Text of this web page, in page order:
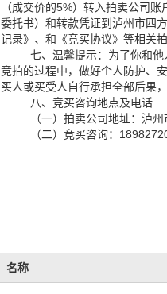
（成交价的5%）转入拍卖公司账
委托书）和转款凭证到泸州市四
记录》、和《竞买协议》等相关
七、温馨提示：为了你和
竞拍的过程中，做好个人防护、
买人或买受人自行承担全部后果
八、竞买咨询地点及电话
（一）拍卖公司地址：泸
（二）竞买咨询：
名称